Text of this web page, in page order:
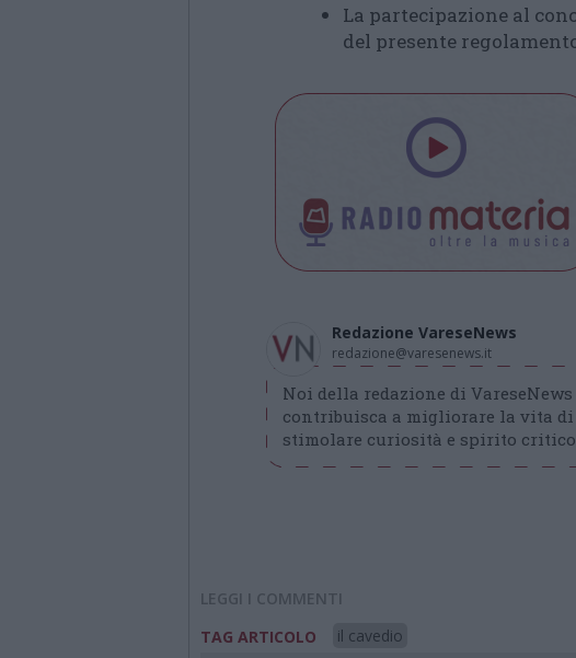
La partecipazione al
del presente
Redazione VareseNews
redazione@varesenews.it
Noi della redazione di
contribuisca a migliorare la vita
stimolare curiosità e spirito
LEGGI I COMMENTI
TAG ARTICOLO
il cavedio